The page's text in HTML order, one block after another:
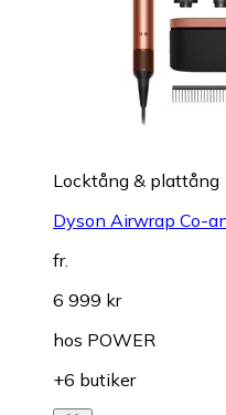
Locktång & plattång
Dyson Airwrap Co-
fr.
6 999 kr
hos POWER
+6 butiker